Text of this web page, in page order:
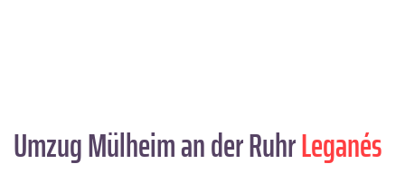
Umzug Mülheim an der RuhrLeganés